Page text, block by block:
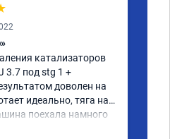
катализаторов
3.7 под stg 1 +
доволен на
идеально, тяга на
поехала намного
топлива радует. Делал